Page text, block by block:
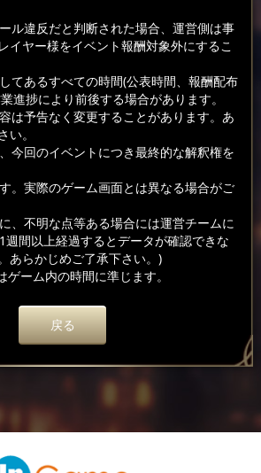
ル違反だと判断された場合、運営側は事
イヤー様をイベント報酬対象外にするこ
てあるすべての時間(公表時間、報酬配布
進捗により前後する場合があります。
は予告なく変更することがあります。あ
。
今回のイベントにつき最終的な解釈権を
。実際のゲーム画面とは異なる場合がご
、不明な点等ある場合には運営チームに
間以上経過するとデータが確認できな
あらかじめご了承下さい。)
ーム内の時間に準じます。
戻る